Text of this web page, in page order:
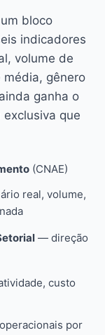
bloco
indicadores
volume de
gênero
ganha o
exclusiva que
(CNAE)
real, volume,
— direção
custo
por